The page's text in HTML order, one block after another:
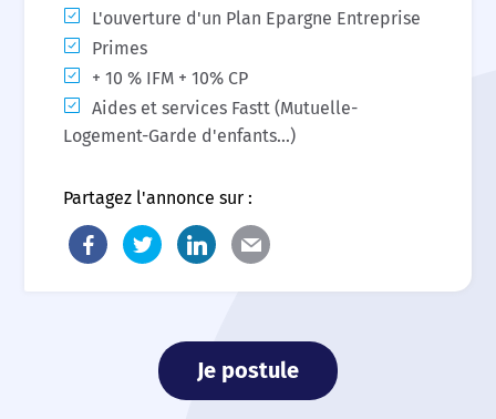
L'ouverture d'un Plan Epargne Entreprise
Primes
+ 10 % IFM + 10% CP
Aides et services Fastt (Mutuelle-
Logement-Garde d'enfants...)
Partagez l'annonce sur :
Je postule